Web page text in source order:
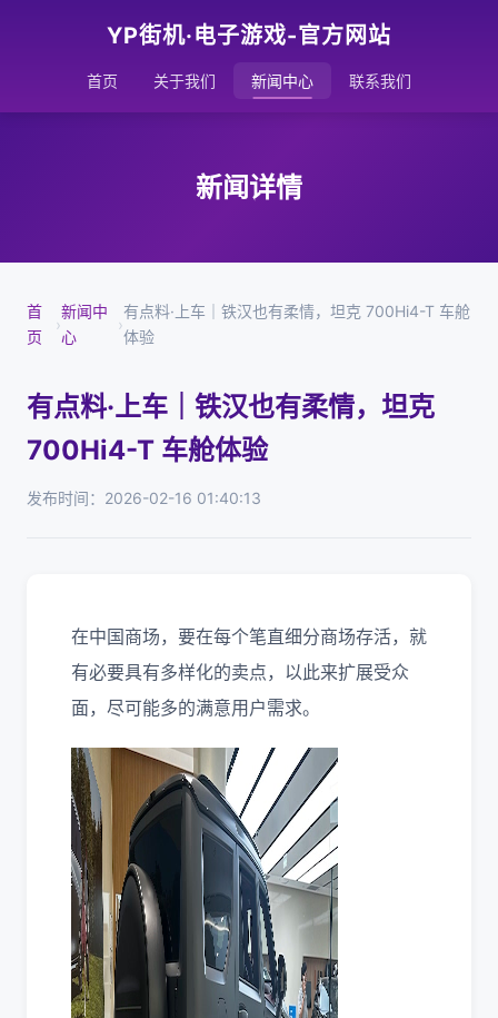
YP街机·电子游戏-官方网站
首页 关于我们 新闻中心 联系我们
新闻详情
首
页
›
新闻中
心
›
有点料·上车｜铁汉也有柔情，坦克 700Hi4-T 车舱
体验
有点料·上车｜铁汉也有柔情，坦克
700Hi4-T 车舱体验
发布时间：2026-02-16 01:40:13
在中国商场，要在每个笔直细分商场存活，就
有必要具有多样化的卖点，以此来扩展受众
面，尽可能多的满意用户需求。